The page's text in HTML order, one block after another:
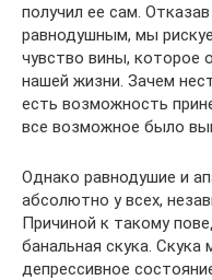
получил ее сам.
равнодушным, мы
чувство вины, которое
нашей жизни. Зачем
есть возможность
все возможное было
Однако равнодушие и
абсолютно у всех,
Причиной к такому
банальная скука.
депрессивное